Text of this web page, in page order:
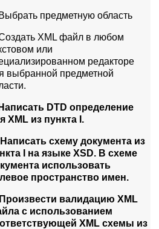
предметную область
XML файл в любом
или
редакторе
выбранной предметной
Написать DTD определение
XML из пункта I.
Написать схему документа из
I на языке XSD. В схеме
использовать
пространство имен.
валидацию XML
с использованием
XML схемы из